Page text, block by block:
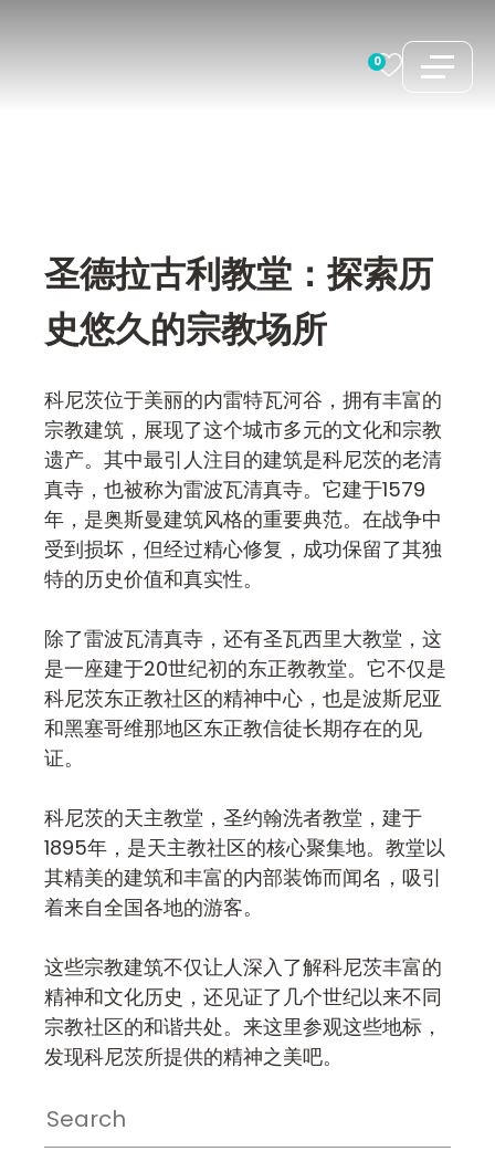
0
圣德拉古利教堂：探索历
史悠久的宗教场所
科尼茨位于美丽的内雷特瓦河谷，拥有丰富的
宗教建筑，展现了这个城市多元的文化和宗教
遗产。其中最引人注目的建筑是科尼茨的老清
真寺，也被称为雷波瓦清真寺。它建于1579
年，是奥斯曼建筑风格的重要典范。在战争中
受到损坏，但经过精心修复，成功保留了其独
特的历史价值和真实性。
除了雷波瓦清真寺，还有圣瓦西里大教堂，这
是一座建于20世纪初的东正教教堂。它不仅是
科尼茨东正教社区的精神中心，也是波斯尼亚
和黑塞哥维那地区东正教信徒长期存在的见
证。
科尼茨的天主教堂，圣约翰洗者教堂，建于
1895年，是天主教社区的核心聚集地。教堂以
其精美的建筑和丰富的内部装饰而闻名，吸引
着来自全国各地的游客。
这些宗教建筑不仅让人深入了解科尼茨丰富的
精神和文化历史，还见证了几个世纪以来不同
宗教社区的和谐共处。来这里参观这些地标，
发现科尼茨所提供的精神之美吧。